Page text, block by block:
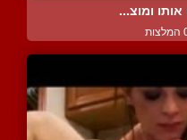
ומוצ...